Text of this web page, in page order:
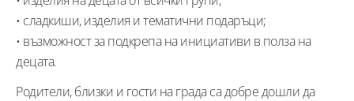
• сладкиши, изделия и тематични подаръци;
• възможност за подкрепа на инициативи в полза на
децата.
Родители, близки и гости на града са добре дошли да